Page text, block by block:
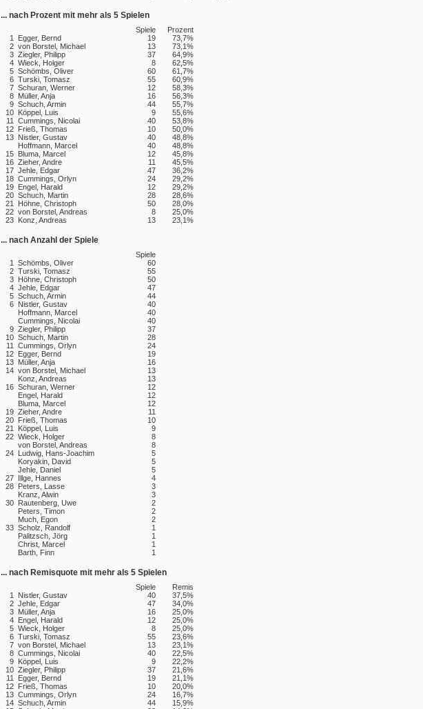
... nach Prozent mit mehr als 5 Spielen
Spiele
Prozent
1
Egger, Bernd 19
73,7%
2 von Borstel, Michael 13
73,1%
3 Ziegler, Philipp 37
64,9%
4 Wieck, Holger 8
62,5%
5 Schömbs, Oliver 60
61,7%
6 Turski, Tomasz 55
60,9%
7 Schuran, Werner 12
58,3%
8 Müller, Anja 16
56,3%
9 Schuch, Armin 44
55,7%
10 Köppel, Luis 9
55,6%
11
Cummings, Nicolai 40
53,8%
12 Frieß, Thomas 10
50,0%
13 Nistler, Gustav 40
48,8%
Hoffmann, Marcel
40
48,8%
15 Bluma, Marcel 12
45,8%
16 Zieher, Andre 11
45,5%
17 Jehle, Edgar 47
36,2%
18 Cummings, Orlyn 24
29,2%
19 Engel, Harald 12
29,2%
20 Schuch, Martin 28
28,6%
21
Höhne, Christoph 50
28,0%
22 von Borstel, Andreas 8
25,0%
23 Konz, Andreas 13 23,1%
... nach Anzahl der Spiele
Spiele
1
Schömbs, Oliver
60
2 Turski, Tomasz
55
3 Höhne, Christoph
50
4 Jehle, Edgar
47
5 Schuch, Armin
44
6 Nistler, Gustav
40
Hoffmann, Marcel
40
Cummings, Nicolai
40
9 Ziegler, Philipp
37
10 Schuch, Martin
28
11
Cummings, Orlyn
24
12 Egger, Bernd
19
13 Müller, Anja
16
14 von Borstel, Michael
13
Konz, Andreas
13
16 Schuran, Werner
12
Engel, Harald
12
Bluma, Marcel
12
19 Zieher, Andre
11
20 Frieß, Thomas
10
21
Köppel, Luis
9
22 Wieck, Holger
8
von Borstel, Andreas
8
24 Ludwig, Hans-Joachim
5
Koryakin, David
5
Jehle, Daniel
5
27 Illge, Hannes
4
28 Peters, Lasse
3
Kranz, Alwin
3
30 Rautenberg, Uwe
2
Peters, Timon
2
Much, Egon
2
33 Scholz, Randolf
1
Palitzsch, Jörg
1
Christ, Marcel
1
Barth, Finn
1
... nach Remisquote mit mehr als 5 Spielen
Spiele
Remis
1
Nistler, Gustav 40
37,5%
2 Jehle, Edgar 47
34,0%
3 Müller, Anja 16
25,0%
4 Engel, Harald 12
25,0%
5 Wieck, Holger 8
25,0%
6 Turski, Tomasz 55
23,6%
7 von Borstel, Michael 13
23,1%
8 Cummings, Nicolai 40
22,5%
9 Köppel, Luis 9
22,2%
10 Ziegler, Philipp 37
21,6%
11
Egger, Bernd 19
21,1%
12 Frieß, Thomas 10
20,0%
13 Cummings, Orlyn 24
16,7%
14 Schuch, Armin 44
15,9%